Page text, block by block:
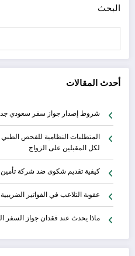
البحث
أحدث المقالات
شروط إصدار جواز سفر سعودي جديد
المتطلبات النظامية للفحص
لكل المقبلين على الزواج
كيفية تقديم شكوى ضد شركة
عقوبة التلاعب في الفواتير
ماذا يحدث عند فقدان جواز